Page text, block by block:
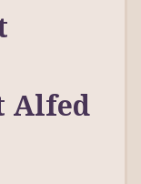
Alfed